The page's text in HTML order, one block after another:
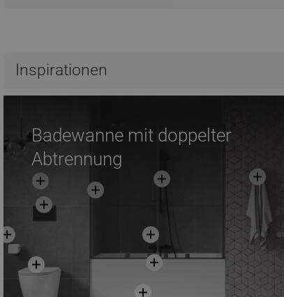
Inspirationen
Badewanne mit doppelter
Abtrennung